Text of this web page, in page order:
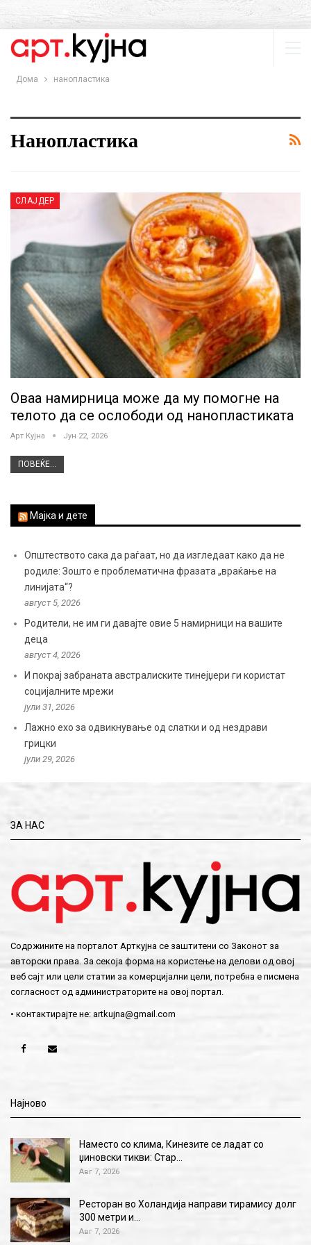
Дома нанопластика
Нанопластика
СЛАЈДЕР
Оваа намирница може да му помогне на
телото да се ослободи од нанопластиката
Арт Кујна Јун 22, 2026
ПОВЕЌЕ...
Мајка и дете
Општеството сака да раѓаат, но да изгледаат како да не
родиле: Зошто е проблематична фразата „враќање на
линијата“?
август 5, 2026
Родители, не им ги давајте овие 5 намирници на вашите
деца
август 4, 2026
И покрај забраната австралиските тинејџери ги користат
социјалните мрежи
јули 31, 2026
Лажно ехо за одвикнување од слатки и од нездрави
грицки
јули 29, 2026
ЗА НАС
Содржините на порталот Арткујна се заштитени со Законот за
авторски права. За секоја форма на користење на делови од овој
веб сајт или цели статии за комерцијални цели, потребна е писмена
согласност од администраторите на овој портал.
• контактирајте не: artkujna@gmail.com
Најново
Наместо со клима, Кинезите се ладат со
џиновски тикви: Стар…
Авг 7, 2026
Ресторан во Холандија направи тирамису долг
300 метри и…
Авг 7, 2026